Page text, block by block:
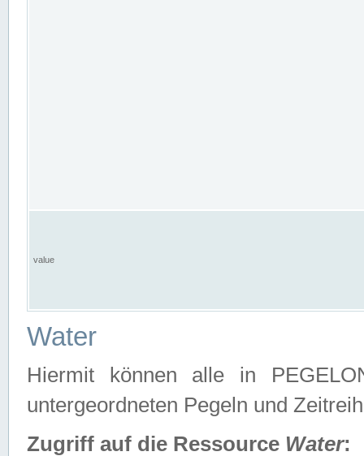
value
Water
Hiermit können alle in
untergeordneten Pegeln und
Zugriff auf die Ressource Water: